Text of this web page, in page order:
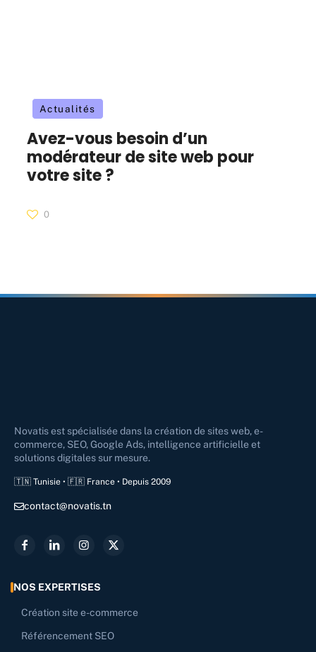
Actualités
Avez-vous besoin d’un
modérateur de site web pour
votre site ?
0
Novatis est spécialisée dans la création de sites web, e-
commerce, SEO, Google Ads, intelligence artificielle et
solutions digitales sur mesure.
🇹🇳 Tunisie • 🇫🇷 France • Depuis 2009
contact@novatis.tn
NOS EXPERTISES
Création site e-commerce
Référencement SEO